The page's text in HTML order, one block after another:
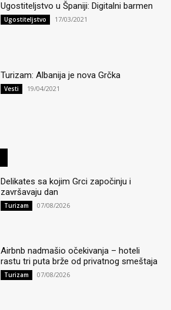
Ugostiteljstvo u Španiji: Digitalni barmen
Ugostiteljstvo 17/03/2021
Turizam: Albanija je nova Grčka
Vesti 19/04/2021
Delikates sa kojim Grci započinju i
završavaju dan
Turizam 07/08/2026
Airbnb nadmašio očekivanja – hoteli
rastu tri puta brže od privatnog smeštaja
Turizam 07/08/2026